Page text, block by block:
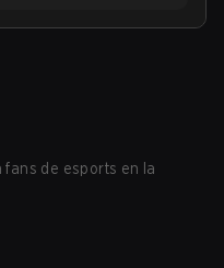
fans de esports en la